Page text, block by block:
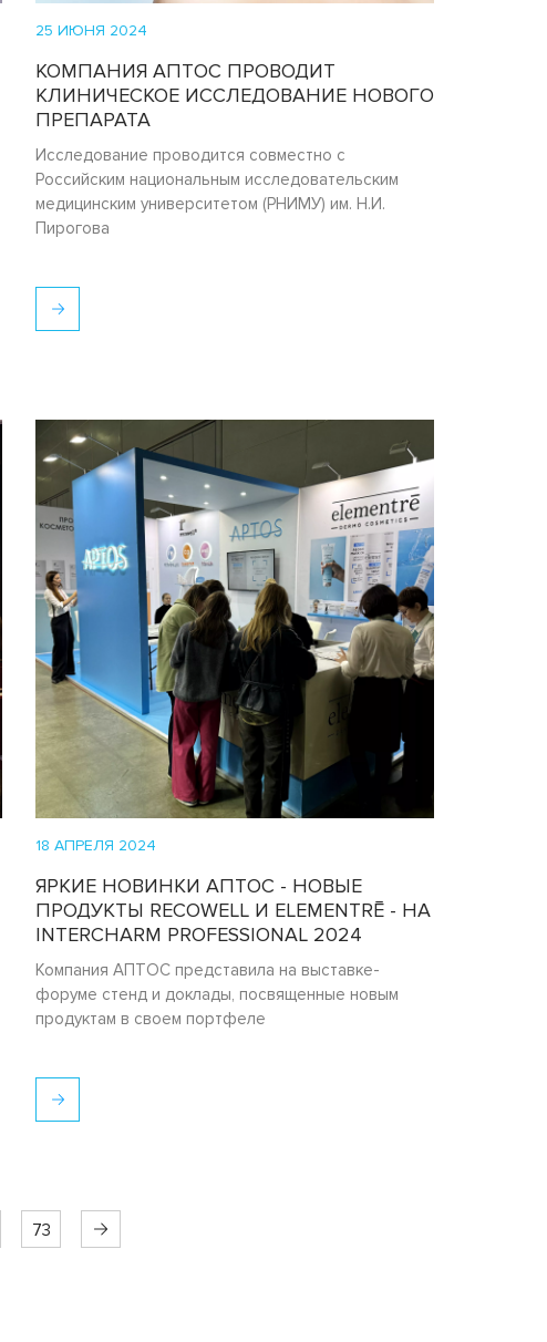
25 ИЮНЯ 2024
КОМПАНИЯ АПТОС ПРОВОДИТ
КЛИНИЧЕСКОЕ ИССЛЕДОВАНИЕ НОВОГО
ПРЕПАРАТА
Исследование проводится совместно с
Российским национальным исследовательским
медицинским университетом (РНИМУ) им. Н.И.
Пирогова
18 АПРЕЛЯ 2024
ЯРКИЕ НОВИНКИ АПТОС - НОВЫЕ
ПРОДУКТЫ RECOWELL И ELEMENTRĒ - НА
INTERCHARM PROFESSIONAL 2024
Компания АПТОС представила на выставке-
форуме стенд и доклады, посвященные новым
продуктам в своем портфеле
73